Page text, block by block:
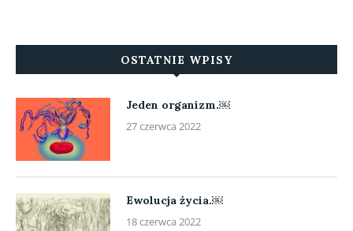
OSTATNIE WPISY
Jeden organizm.￼
27 czerwca 2022
Ewolucja życia.￼
18 czerwca 2022